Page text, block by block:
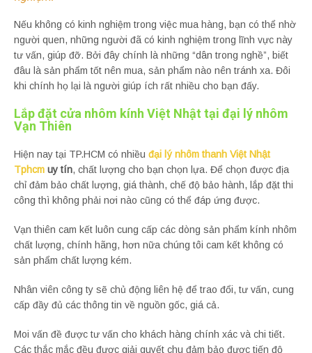
Nếu không có kinh nghiệm trong việc mua hàng, bạn có thể nhờ
người quen, những người đã có kinh nghiệm trong lĩnh vực này
tư vấn, giúp đỡ. Bởi đây chính là những “dân trong nghề”, biết
đâu là sản phẩm tốt nên mua, sản phẩm nào nên tránh xa. Đôi
khi chính họ lại là người giúp ích rất nhiều cho bạn đấy.
Lắp đặt cửa nhôm kính Việt Nhật tại đại lý nhôm
Vạn Thiên
Hiện nay tại TP.HCM có nhiều đại lý nhôm thanh Việt Nhật
Tphcm uy tín, chất lượng cho bạn chọn lựa. Để chọn được địa
chỉ đảm bảo chất lượng, giá thành, chế độ bảo hành, lắp đặt thi
công thì không phải nơi nào cũng có thể đáp ứng được.
Vạn thiên cam kết luôn cung cấp các dòng sản phẩm kính nhôm
chất lượng, chính hãng, hơn nữa chúng tôi cam kết không có
sản phẩm chất lượng kém.
Nhân viên công ty sẽ chủ động liên hệ để trao đổi, tư vấn, cung
cấp đầy đủ các thông tin về nguồn gốc, giá cả.
Moi vấn đề được tư vấn cho khách hàng chính xác và chi tiết.
Các thắc mắc đều được giải quyết chu đảm bảo được tiến độ